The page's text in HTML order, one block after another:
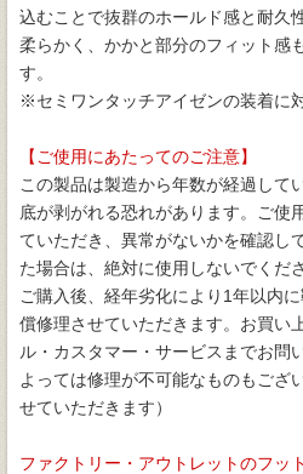
込むことで抜群のホールド感と耐久
柔らかく、かかと部分のフィット感
す。
※セミワンタッチアイゼンの装着に
【ご使用にあたってのご注意】
この製品は製造から年数が経過して
底が剥がれる恐れがあります。ご使
ていただき、異常がないかを確認し
た場合は、絶対に使用しないでくださ
ご購入後、経年劣化により1年以内
償修理させていただきます。お買い
ル・カスタマー・サービスまでお問
よっては修理が不可能なものもござ
せていただきます）
ファクトリー・アウトレットのフッ